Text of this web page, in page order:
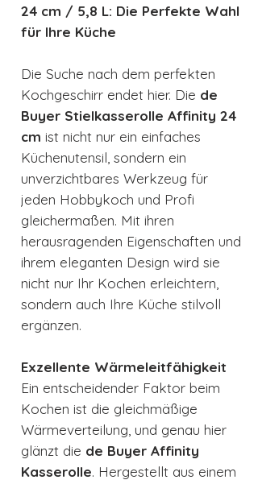
24 cm / 5,8 L: Die Perfekte Wahl
für Ihre Küche
Die Suche nach dem perfekten
Kochgeschirr endet hier. Die de
Buyer Stielkasserolle Affinity 24
cm ist nicht nur ein einfaches
Küchenutensil, sondern ein
unverzichtbares Werkzeug für
jeden Hobbykoch und Profi
gleichermaßen. Mit ihren
herausragenden Eigenschaften und
ihrem eleganten Design wird sie
nicht nur Ihr Kochen erleichtern,
sondern auch Ihre Küche stilvoll
ergänzen.
Exzellente Wärmeleitfähigkeit
Ein entscheidender Faktor beim
Kochen ist die gleichmäßige
Wärmeverteilung, und genau hier
glänzt die de Buyer Affinity
Kasserolle. Hergestellt aus einem